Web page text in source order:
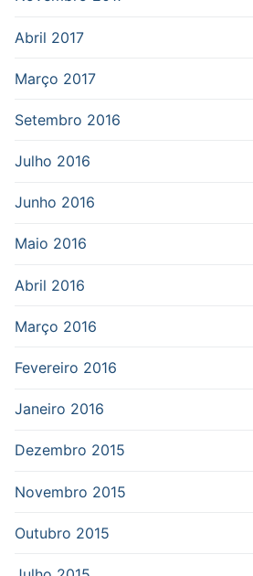
Abril 2017
Março 2017
Setembro 2016
Julho 2016
Junho 2016
Maio 2016
Abril 2016
Março 2016
Fevereiro 2016
Janeiro 2016
Dezembro 2015
Novembro 2015
Outubro 2015